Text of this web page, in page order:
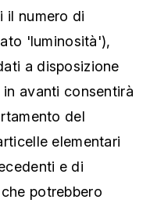
il numero di
'luminosità'),
a disposizione
avanti consentirà
del
elementari
e di
potrebbero